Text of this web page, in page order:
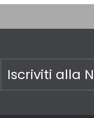
Iscriviti alla